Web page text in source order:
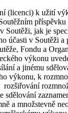
(licenci) k užití
Soutěži, jak je
účasti v Soutěži a
Fondu a
výkonu
a jinému
výkonu, k
rozšiřování
sdělování
a množstevně